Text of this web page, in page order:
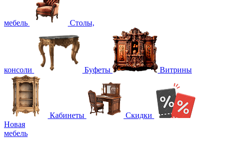
мебель Столы,
консоли Буфеты Витрины
Кабинеты
Скидки
Новая
мебель